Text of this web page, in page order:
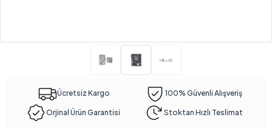
Ücretsiz Kargo 100% Güvenli Alışveriş
Orjinal Ürün Garantisi Stoktan Hızlı Teslimat